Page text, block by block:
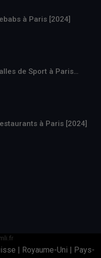
à Paris [2024]
de Sport à Paris…
à Paris [2024]
| Royaume-Uni | Pays-